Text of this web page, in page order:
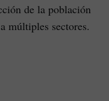
de la población
múltiples sectores.